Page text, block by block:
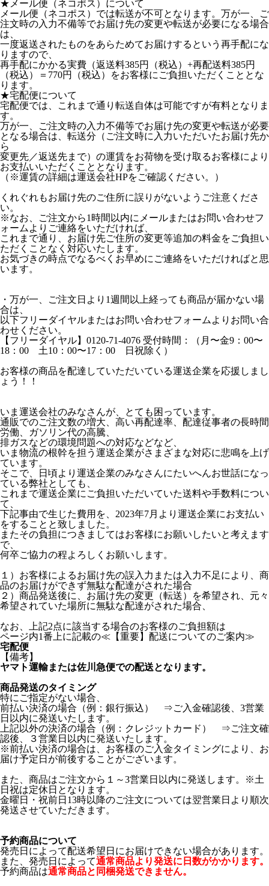
★メール便（ネコポス）について
メール便（ネコポス）では転送が不可となります。万が一、ご
注文時の入力不備等でお届け先の変更や転送が必要になる場合
は、
一度返送されたものをあらためてお届けするという再手配にな
りますので、
再手配にかかる実費（返送料385円（税込）+再配送料385円
（税込）＝770円（税込）をお客様にご負担いただくこととな
ります。
★宅配便について
宅配便では、これまで通り転送自体は可能ですが有料となりま
す。
万が一、ご注文時の入力不備等でお届け先の変更や転送が必要
となる場合は、転送分（ご注文時に入力いただいたお届け先か
ら
変更先／返送先まで）の運賃をお荷物を受け取るお客様により
お支払いいただくこととなります。
（※運賃の詳細は運送会社HPをご確認ください。）
くれぐれもお届け先のご住所に誤りがないようご注意くださ
い。
※なお、ご注文から1時間以内にメールまたはお問い合わせフ
ォームよりご連絡をいただければ、
これまで通り、お届け先ご住所の変更等追加の料金をご負担い
ただくことなく対応いたします。
お気づきの時点でなるべくお早めにご連絡をいただければと思
います。
・万が一、ご注文日より1週間以上経っても商品が届かない場
合は、
以下フリーダイヤルまたはお問い合わせフォームよりお問い合
わせください。
【フリーダイヤル】0120-71-4076 受付時間：（月〜金9：00〜
18：00 土10：00〜17：00 日祝除く）
お客様の商品を配達していただいている運送企業を応援しまし
ょう！！
いま運送会社のみなさんが、とても困っています。
通販でのご注文数の増大、高い再配達率、配達従事者の長時間
労働、ガソリン代の高騰、
排ガスなどの環境問題への対応などなど、
いま物流の根幹を担う運送企業がさまざまな対応に悲鳴を上げ
ています。
そこで、日頃より運送企業のみなさんにたいへんお世話になっ
ている弊社としても、
これまで運送企業にご負担いただいていた送料や手数料につい
て、
下記事由で生じた費用を、2023年7月より運送企業にお支払い
をすることと致しました。
またその負担につきましてはお客様にお願いしたいと考えます
で、
何卒ご協力の程よろしくお願いします。
１）お客様によるお届け先の誤入力または入力不足により、商
品のお届けができず無駄な配達がされた場合
２）商品発送後に、お届け先の変更（転送）を希望され、元々
希望されていた場所に無駄な配達がされた場合、
なお、上記2点に該当する場合のお客様のご負担額は
ページ内1番上に記載の≪【重要】配送についてのご案内≫
宅配便
【備考】
ヤマト運輸または佐川急便での配送となります。
商品発送のタイミング
特にご指定がない場合、
前払い決済の場合（例：銀行振込） ⇒ご入金確認後、3営業
日以内に発送いたします。
上記以外の決済の場合（例：クレジットカード） ⇒ご注文確
認後、３営業日以内に発送いたします。
※前払い決済の場合は、お客様のご入金タイミングにより、お
届け予定日が前後することがございます。
また、商品はご注文から１～3営業日以内に発送します。※土
日祝は定休日となります。
金曜日・祝前日13時以降のご注文については翌営業日より順次
発送させていただきます。
予約商品について
発売日によって配送希望日にお届けできない場合があります。
また、発売日によって通常商品より発送に日数がかかります。
予約商品は通常商品と同梱発送できません。